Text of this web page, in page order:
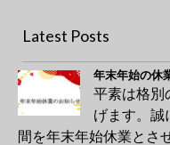
Latest Posts
年末年始の休
平素は格別
げます。誠
間を年末年始休業とさ